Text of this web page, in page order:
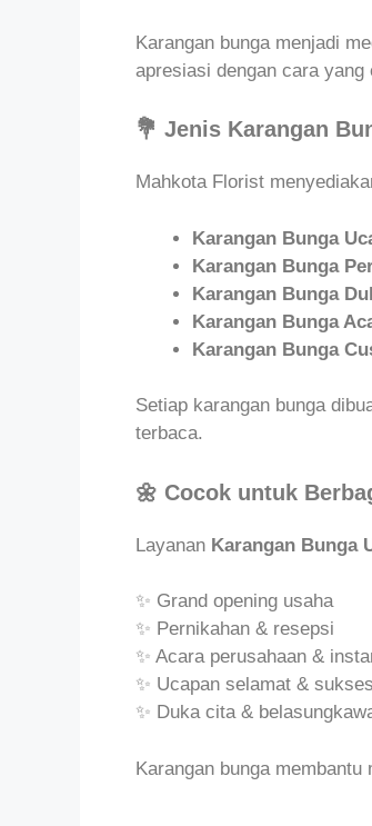
Karangan bunga menjadi
apresiasi dengan cara yang
💐 Jenis Karangan
Mahkota Florist
Karangan Bunga
Karangan Bunga
Karangan Bunga
Karangan Bunga
Karangan Bunga
Setiap karangan bunga
terbaca.
🌼 Cocok untuk
Layanan Karangan Bunga
✨ Grand opening usaha
✨ Pernikahan & resepsi
✨ Acara perusahaan &
✨ Ucapan selamat & sukses
✨ Duka cita &
Karangan bunga